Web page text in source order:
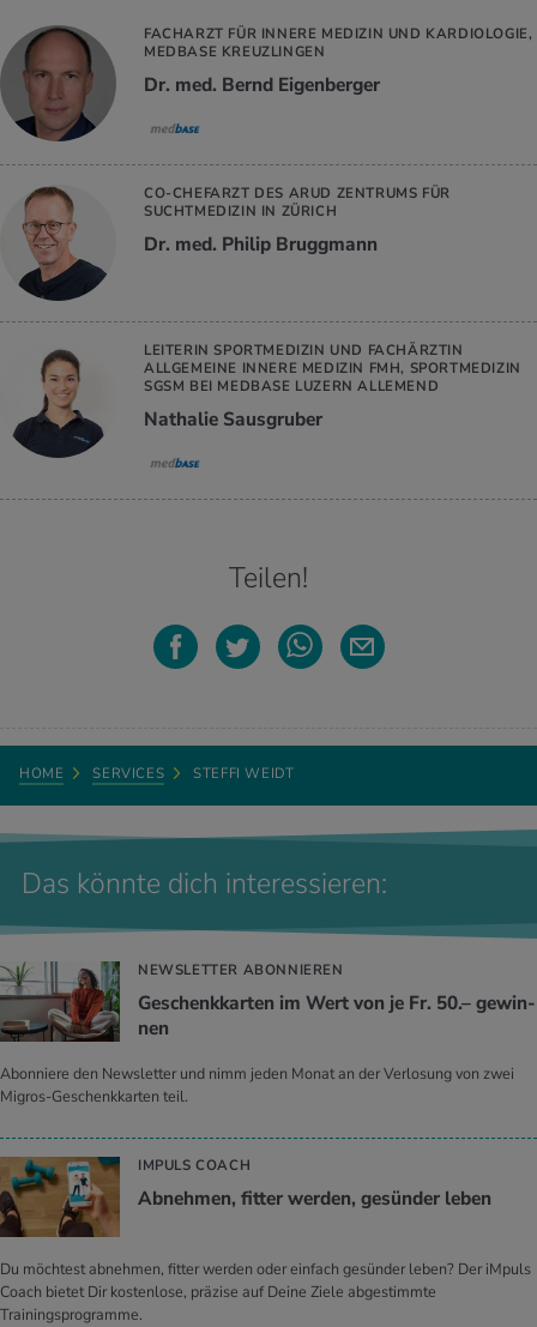
FACHARZT FÜR INNERE MEDIZIN UND KARDIOLOGIE,
MEDBASE KREUZLINGEN
Dr. med. Bernd Eigenberger
CO-CHEFARZT DES ARUD ZENTRUMS FÜR
SUCHTMEDIZIN IN ZÜRICH
Dr. med. Philip Bruggmann
LEITERIN SPORTMEDIZIN UND FACHÄRZTIN
ALLGEMEINE INNERE MEDIZIN FMH, SPORTMEDIZIN
SGSM BEI MEDBASE LUZERN ALLEMEND
Nathalie Sausgruber
Teilen!
HOME SERVICES STEFFI WEIDT
Das könnte dich interessieren:
NEWSLETTER ABONNIEREN
Ge­schenk­kar­ten im Wert von je Fr. 50.– ge­win­
nen
Abonniere den Newsletter und nimm jeden Monat an der Verlosung von zwei
Migros-Geschenkkarten teil.
IMPULS COACH
Ab­neh­men, fit­ter wer­den, ge­sün­der leben
Du möchtest abnehmen, fitter werden oder einfach gesünder leben? Der iMpuls
Coach bietet Dir kostenlose, präzise auf Deine Ziele abgestimmte
Trainingsprogramme.